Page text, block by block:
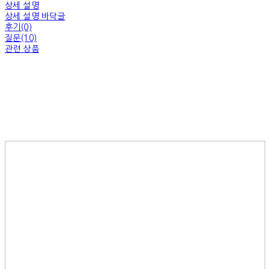
상세 설명
상세 설명 바닥글
후기(0)
질문(10)
관련 상품